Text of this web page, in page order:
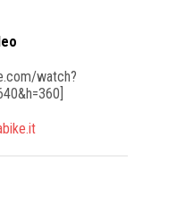
watch?